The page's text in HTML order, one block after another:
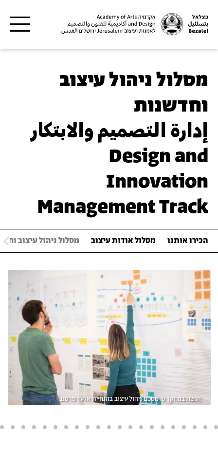
מסלול ניהול עיצוב
וחדשנות
إدارة التصميم والابتكار
Design and
Innovation
Management Track
הכירו אותנו מסלול אודות עיצוב מסלול ניהול עיצוב
הגשה במחקר פ. מסכם ניהול עיצוב בהנחיית אלעד פרסוב